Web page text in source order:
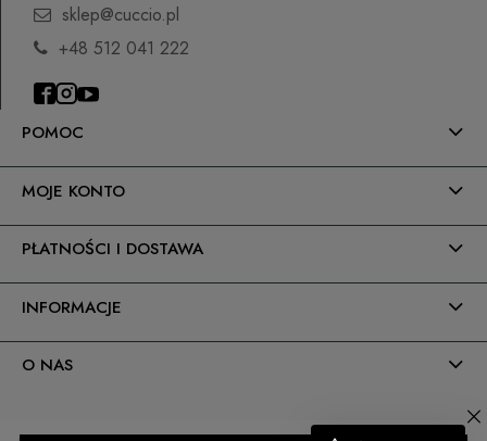
odbiór osobisty
POMOC
MOJE KONTO
PŁATNOŚCI I DOSTAWA
INFORMACJE
O NAS
sklep@cuccio.pl
+48 512 041 222